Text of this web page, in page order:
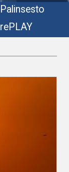
Palinsesto
rePLAY